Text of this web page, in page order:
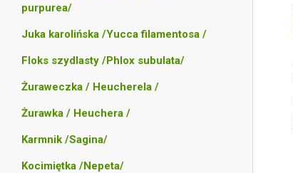
purpurea/
Juka karolińska /Yucca filamentosa /
Floks szydlasty /Phlox subulata/
Żuraweczka / Heucherela /
Żurawka / Heuchera /
Karmnik /Sagina/
Kocimiętka /Nepeta/